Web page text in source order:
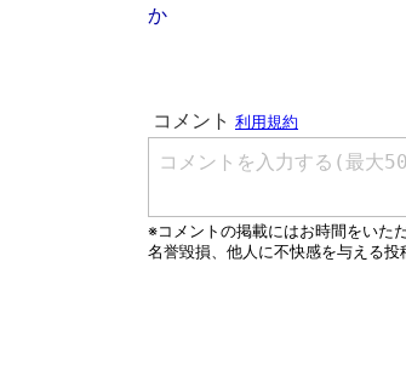
か